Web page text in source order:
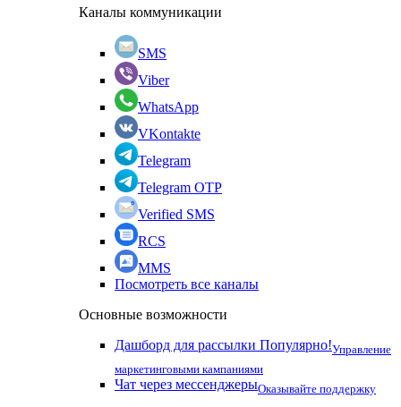
Каналы коммуникации
SMS
Viber
WhatsApp
VKontakte
Telegram
Telegram OTP
Verified SMS
RCS
MMS
Посмотреть все каналы
Основные возможности
Дашборд для рассылки Популярно!Управление
маркетинговыми кампаниями
Чат через мессенджерыОказывайте поддержку